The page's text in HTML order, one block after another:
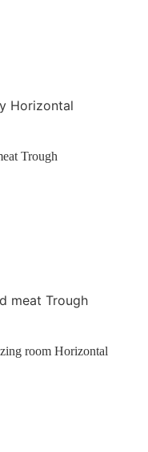
Horizontal
meat Trough